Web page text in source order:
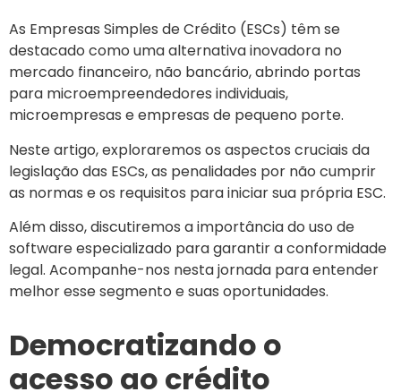
As Empresas Simples de Crédito (ESCs) têm se
destacado como uma alternativa inovadora no
mercado financeiro, não bancário, abrindo portas
para microempreendedores individuais,
microempresas e empresas de pequeno porte.
Neste artigo, exploraremos os aspectos cruciais da
legislação das ESCs, as penalidades por não cumprir
as normas e os requisitos para iniciar sua própria ESC.
Além disso, discutiremos a importância do uso de
software especializado para garantir a conformidade
legal. Acompanhe-nos nesta jornada para entender
melhor esse segmento e suas oportunidades.
Democratizando o
acesso ao crédito